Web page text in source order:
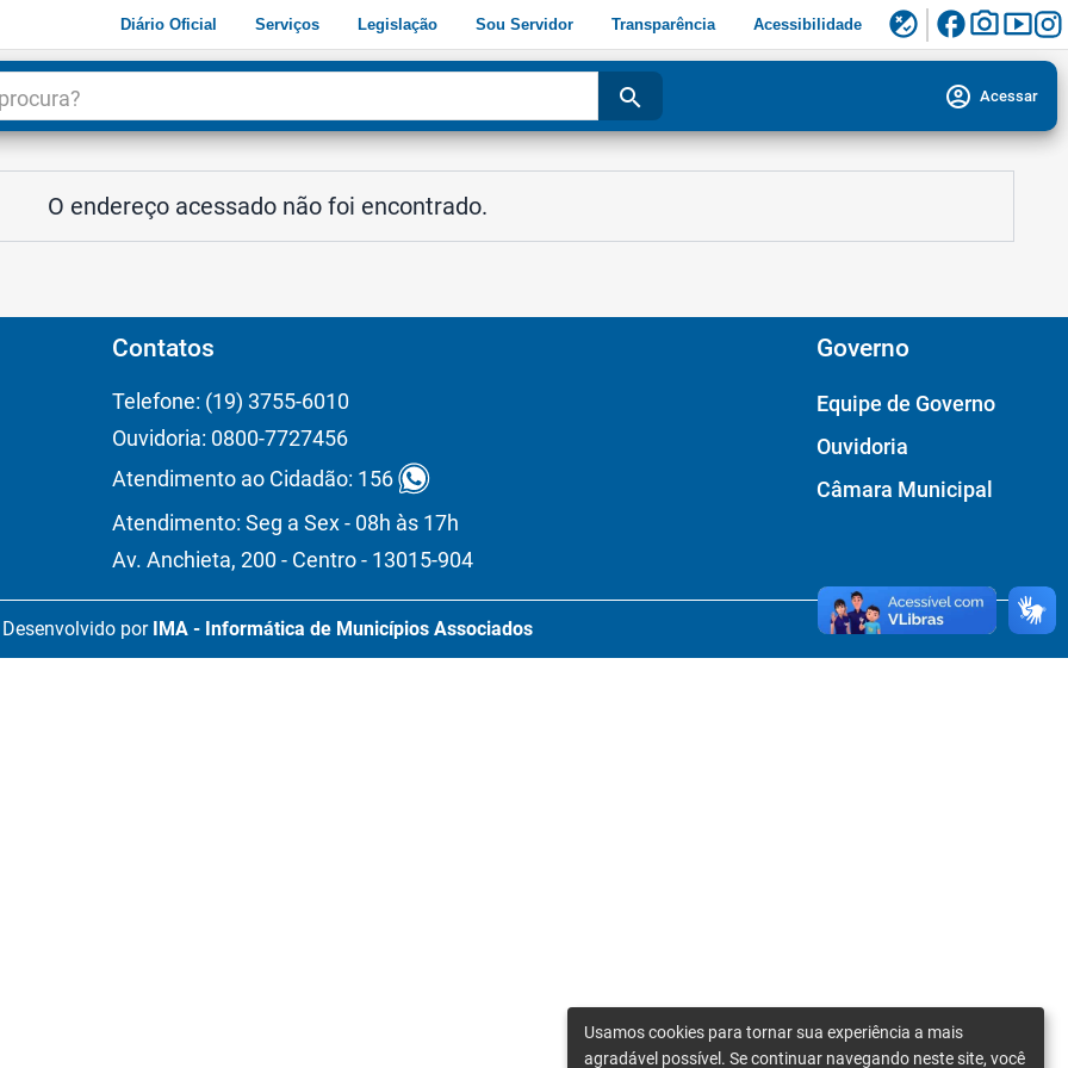
Diário Oficial Serviços Legislação Sou Servidor Transparência Acessibilidade flaky facebookphoto_camerasmart_display
search account_circle Acessar
O endereço acessado não foi encontrado.
Contatos
Telefone: (19) 3755-6010
Ouvidoria: 0800-7727456
Atendimento ao Cidadão: 156
Atendimento: Seg a Sex - 08h às 17h
Av. Anchieta, 200 - Centro - 13015-904
Governo
Equipe de Governo
Ouvidoria
Câmara Municipal
Desenvolvido por IMA - Informática de Municípios Associados
Usamos cookies para tornar sua experiência a mais
agradável possível. Se continuar navegando neste site, você